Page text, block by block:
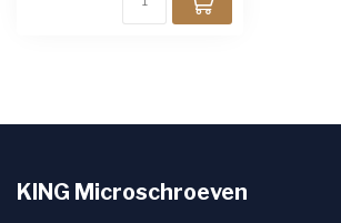
KING Microschroeven